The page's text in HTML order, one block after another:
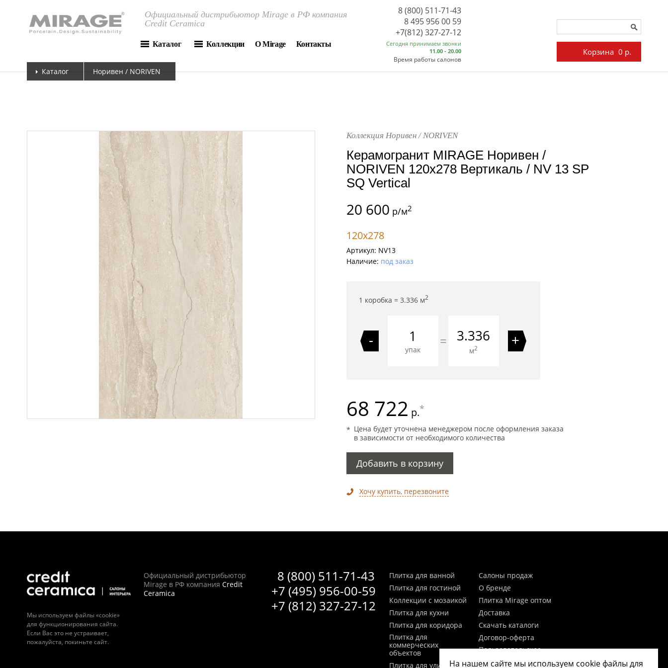
Официальный дистрибьютор Mirage в РФ компания
Credit Ceramica
Каталог Коллекции О Mirage Контакты
8 (800) 511-71-43
8 495 956 00 59
Сегодня принимаем звонки
11.00 - 20.00
Время работы салонов
+7(812) 327-27-12
Корзина 0 р.
Каталог Норивен / NORIVEN
Коллекция Норивен / NORIVEN
Керамогранит MIRAGE Норивен /
NORIVEN 120x278 Вертикаль / NV 13 SP
SQ Vertical
20 600 р/м2
120x278
Артикул: NV13
Наличие: под заказ
1 коробка = 3.336м2
-
упак
= 3.336
м2 +
68 722 р.*
Цена будет уточнена менеджером после оформления заказа
в зависимости от необходимого количества
Добавить в корзину
Хочу купить, перезвоните
Мы используем файлы «cookie»
для функционирования сайта.
Если Вас это не устраивает,
пожалуйста, покиньте сайт.
8 (800) 511-71-43
+7 (495) 956-00-59
+7 (812) 327-27-12
Официальный дистрибьютор
Mirage в РФ компания Credit
Ceramica
Плитка для ванной
Плитка для гостиной
Коллекции с мозаикой
Плитка для кухни
Плитка для коридора
Плитка для
коммерческих
объектов
Плитка для улицы
Салоны продаж
О бренде
Плитка Mirage оптом
Доставка
Скачать каталоги
Договор-оферта
Пользовательское
На нашем сайте мы используем cookie файлы для